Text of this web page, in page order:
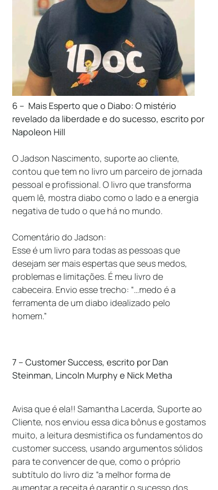
6 – Mais Esperto que o Diabo: O mistério
revelado da liberdade e do sucesso, escrito por
Napoleon Hill
O Jadson Nascimento, suporte ao cliente,
contou que tem no livro um parceiro de jornada
pessoal e profissional. O livro que transforma
quem lê, mostra diabo como o lado e a energia
negativa de tudo o que há no mundo.
Comentário do Jadson:
Esse é um livro para todas as pessoas que
desejam ser mais espertas que seus medos,
problemas e limitações. É meu livro de
cabeceira. Envio esse trecho: “…medo é a
ferramenta de um diabo idealizado pelo
homem.”
7 – Customer Success, escrito por Dan
Steinman, Lincoln Murphy e Nick Metha
Avisa que é ela!! Samantha Lacerda, Suporte ao
Cliente, nos enviou essa dica bônus e gostamos
muito, a leitura desmistifica os fundamentos do
customer success, usando argumentos sólidos
para te convencer de que, como o próprio
subtítulo do livro diz “a melhor forma de
aumentar a receita é garantir o sucesso dos